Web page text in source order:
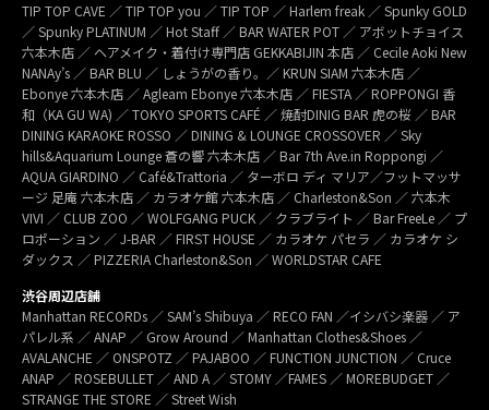
TIP TOP CAVE ／ TIP TOP you ／ TIP TOP ／ Harlem freak ／ Spunky GOLD
／ Spunky PLATINUM ／ Hot Staff ／ BAR WATER POT ／ アボットチョイス
六本木店 ／ ヘアメイク・着付け専門店 GEKKABIJIN 本店 ／ Cecile Aoki New
NANAy’s ／ BAR BLU ／ しょうがの香り。／ KRUN SIAM 六本木店 ／
Ebonye 六本木店 ／ Agleam Ebonye 六本木店 ／ FIESTA ／ ROPPONGI 香
和（KA GU WA) ／ TOKYO SPORTS CAFÉ ／ 焼酎DINIG BAR 虎の桜 ／ BAR
DINING KARAOKE ROSSO ／ DINING & LOUNGE CROSSOVER ／ Sky
hills&Aquarium Lounge 蒼の響 六本木店 ／ Bar 7th Ave.in Roppongi ／
AQUA GIARDINO ／ Café&Trattoria ／ ターボロ ディ マリア／フットマッサ
ージ 足庵 六本木店 ／ カラオケ館 六本木店 ／ Charleston&Son ／ 六本木
VIVI ／ CLUB ZOO ／ WOLFGANG PUCK ／ クラブライト ／ Bar FreeLe ／ プ
ロポーション ／ J-BAR ／ FIRST HOUSE ／ カラオケ パセラ ／ カラオケ シ
ダックス ／ PIZZERIA Charleston&Son ／ WORLDSTAR CAFE
渋谷周辺店舗
Manhattan RECORDs ／ SAM’s Shibuya ／ RECO FAN ／イシバシ楽器 ／ ア
パレル系 ／ ANAP ／ Grow Around ／ Manhattan Clothes&Shoes ／
AVALANCHE ／ ONSPOTZ ／ PAJABOO ／ FUNCTION JUNCTION ／ Cruce
ANAP ／ ROSEBULLET ／ AND A ／ STOMY ／FAMES ／ MOREBUDGET ／
STRANGE THE STORE ／ Street Wish